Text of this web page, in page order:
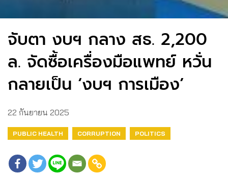
จับตา งบฯ กลาง สธ. 2,200
ล. จัดซื้อเครื่องมือแพทย์ หวั่น
กลายเป็น ‘งบฯ การเมือง’
22 กันยายน 2025
PUBLIC HEALTH CORRUPTION POLITICS